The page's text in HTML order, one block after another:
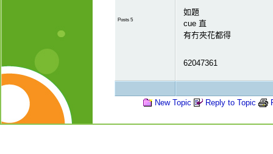
Posts 5
如題
cue 直
有冇夾花都得
62047361
New Topic Reply to Topic